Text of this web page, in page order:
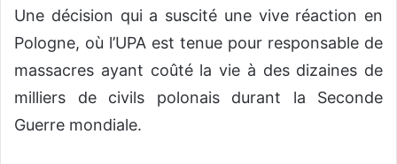
Une décision qui a suscité une vive réaction en
Pologne, où l’UPA est tenue pour responsable de
massacres ayant coûté la vie à des dizaines de
milliers de civils polonais durant la Seconde
Guerre mondiale.